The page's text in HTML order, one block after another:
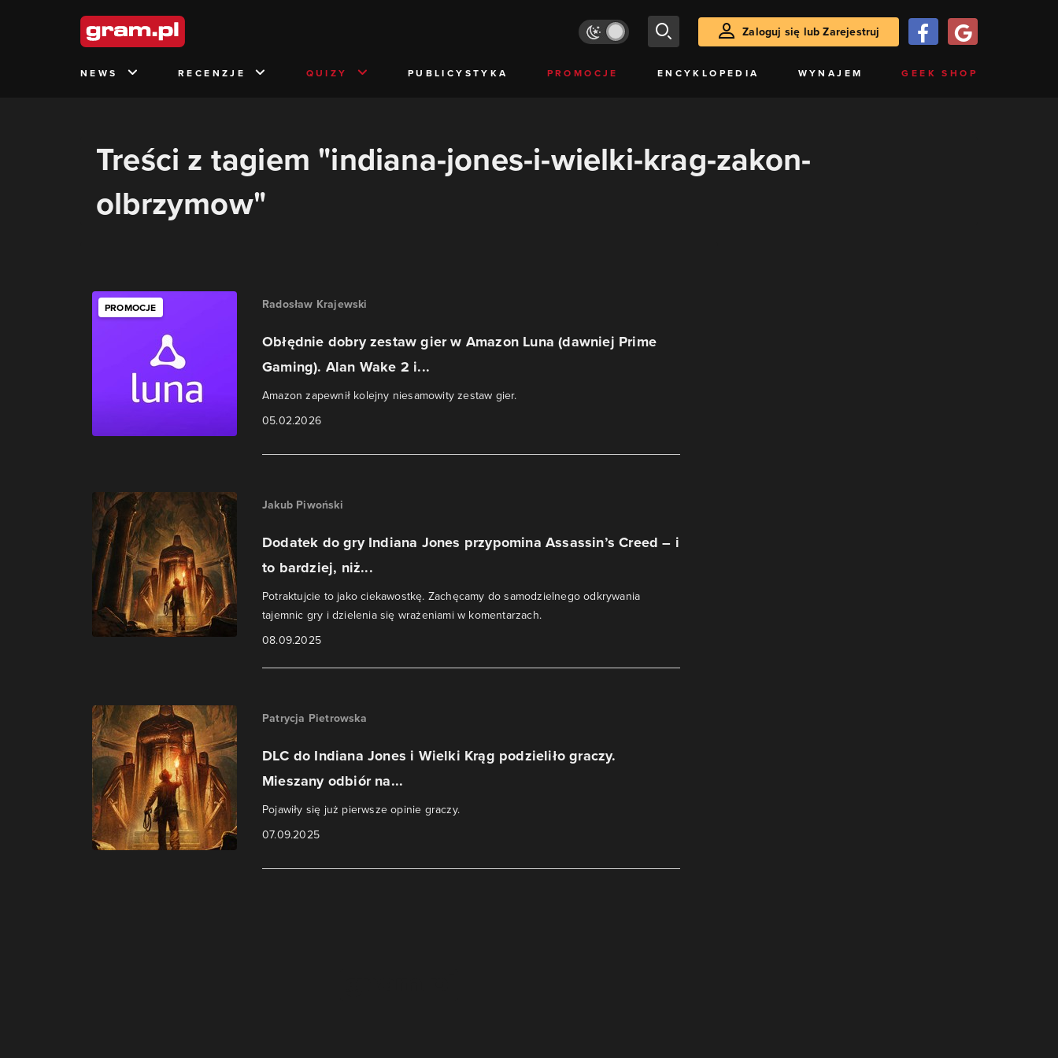
Zaloguj się lub Zarejestruj
NEWS RECENZJE QUIZY PUBLICYSTYKA PROMOCJE ENCYKLOPEDIA WYNAJEM GEEK SHOP
Treści z tagiem "indiana-jones-i-wielki-krag-zakon-
olbrzymow"
PROMOCJE Radosław Krajewski
Obłędnie dobry zestaw gier w Amazon Luna (dawniej Prime
Gaming). Alan Wake 2 i...
Amazon zapewnił kolejny niesamowity zestaw gier.
05.02.2026
Jakub Piwoński
Dodatek do gry Indiana Jones przypomina Assassin’s Creed – i
to bardziej, niż...
Potraktujcie to jako ciekawostkę. Zachęcamy do samodzielnego odkrywania
tajemnic gry i dzielenia się wrażeniami w komentarzach.
08.09.2025
Patrycja Pietrowska
DLC do Indiana Jones i Wielki Krąg podzieliło graczy.
Mieszany odbiór na...
Pojawiły się już pierwsze opinie graczy.
07.09.2025